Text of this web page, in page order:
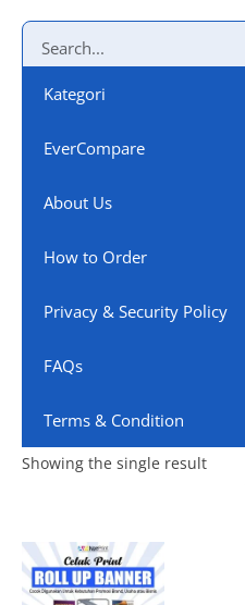
Kategori
EverCompare
About Us
How to Order
Privacy & Security Policy
FAQs
Terms & Condition
Showing the single result